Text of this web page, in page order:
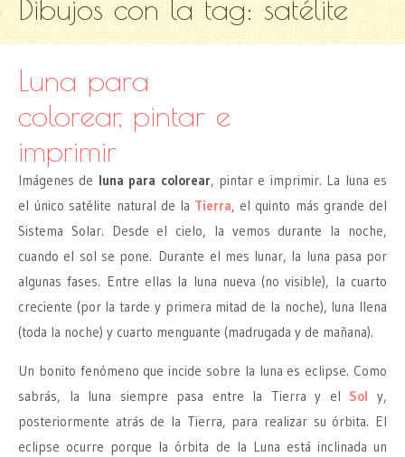
Dibujos con la tag: satélite
Luna para
colorear, pintar e
imprimir
Imágenes de luna para colorear, pintar e imprimir. La luna es
el único satélite natural de la Tierra, el quinto más grande del
Sistema Solar. Desde el cielo, la vemos durante la noche,
cuando el sol se pone. Durante el mes lunar, la luna pasa por
algunas fases. Entre ellas la luna nueva (no visible), la cuarto
creciente (por la tarde y primera mitad de la noche), luna llena
(toda la noche) y cuarto menguante (madrugada y de mañana).
Un bonito fenómeno que incide sobre la luna es eclipse. Como
sabrás, la luna siempre pasa entre la Tierra y el Sol y,
posteriormente atrás de la Tierra, para realizar su órbita. El
eclipse ocurre porque la órbita de la Luna está inclinada un